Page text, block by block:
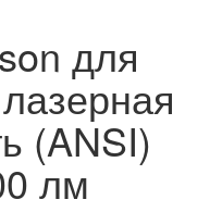
для
(ANSI)
лм